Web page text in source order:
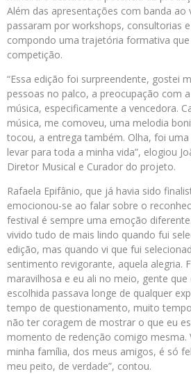
Além das apresentações com banda ao
passaram por workshops, consultorias
compondo uma trajetória formativa
competição.
“Essa edição foi surpreendente, gostei
pessoas no palco, a preocupação com
música, especificamente a vencedora.
música, me comoveu, uma melodia
tocou, a entrega também. Olha, foi
levar para toda a minha vida”, elogiou
Diretor Musical e Curador do projeto.
Rafaela Epifânio, que já havia sido
emocionou-se ao falar sobre o
festival é sempre uma emoção
vivido tudo de mais lindo quando fui
edição, mas quando vi que fui
sentimento revigorante, aquela alegria.
maravilhosa e eu ali no meio, gente que
escolhida passava longe de qualquer
tempo de questionamento, muito
não ter coragem de mostrar o que eu
momento de redenção comigo mesma.
minha família, dos meus amigos, é só
meu peito, de verdade”, contou.